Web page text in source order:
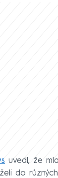
uvedl, že
do